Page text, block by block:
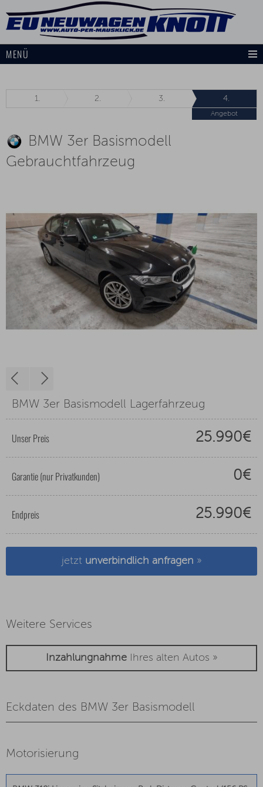
MENÜ
1. 2. 3. 4.
Angebot
BMW 3er Basismodell
Gebrauchtfahrzeug
BMW 3er Basismodell Lagerfahrzeug
Unser Preis 25.990€
Garantie (nur Privatkunden) 0€
Endpreis 25.990€
jetzt unverbindlich anfragen »
Weitere Services
InzahlungnahmeIhres alten Autos »
Eckdaten des BMW 3er Basismodell
Motorisierung